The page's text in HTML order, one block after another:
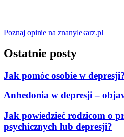
Poznaj opinie na znanylekarz.pl
Ostatnie posty
Jak pomóc osobie w
Anhedonia w depresji –
Jak powiedzieć rodzicom o
psychicznych lub depresji?